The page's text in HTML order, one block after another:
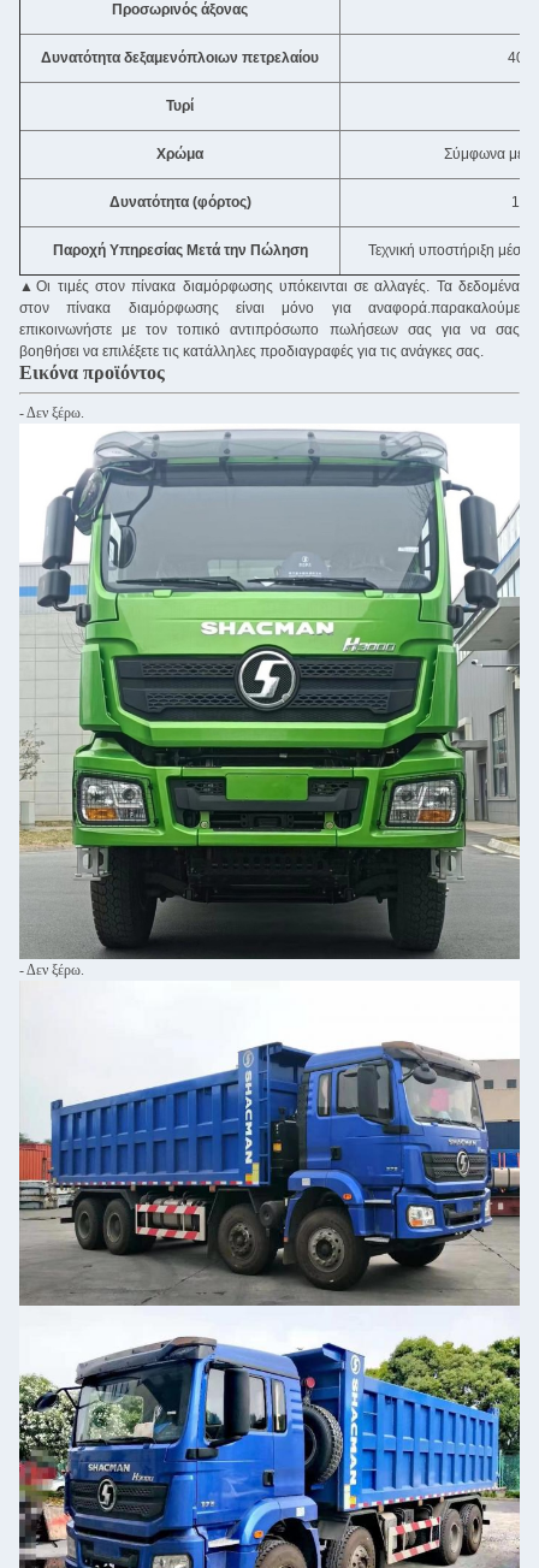
Προσωρινός άξονας
Δυνατότητα δεξαμενόπλοιων πετρελαίου 400-
Τυρί
Χρώμα Σύμφωνα με
Δυνατότητα (φόρτος) 11-
Παροχή Υπηρεσίας Μετά την Πώληση Τεχνική υποστήριξη μέσω
▲Οι τιμές στον πίνακα διαμόρφωσης υπόκεινται σε αλλαγές. Τα δεδομένα
στον πίνακα διαμόρφωσης είναι μόνο για αναφορά.παρακαλούμε
επικοινωνήστε με τον τοπικό αντιπρόσωπο πωλήσεων σας για να σας
βοηθήσει να επιλέξετε τις κατάλληλες προδιαγραφές για τις ανάγκες σας.
Εικόνα προϊόντος
- Δεν ξέρω.
- Δεν ξέρω.